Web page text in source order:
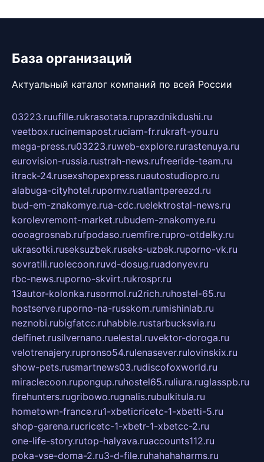
База организаций
Актуальный каталог компаний по всей России
03223.ruufille.rukrasotata.ruprazdnikdushi.ru
veetbox.rucinemapost.ruciam-fr.rukraft-you.ru
mega-press.ru03223.ruweb-explore.rurastenuya.ru
eurovision-russia.rustrah-news.rufreeride-team.ru
itrack-24.rusexshopexpress.ruautostudiopro.ru
alabuga-cityhotel.rupornv.ruatlantpereezd.ru
bud-em-znakomye.rua-cdc.ruelektrostal-news.ru
korolevremont-market.rubudem-znakomye.ru
oooagrosnab.rufpodaso.ruemfire.rupro-otdelky.ru
ukrasotki.ruseksuzbek.ruseks-uzbek.ruporno-vk.ru
sovratili.ruolecoon.ruvd-dosug.ruadonyev.ru
rbc-news.ruporno-skvirt.rukrospr.ru
13autor-kolonka.rusormol.ru2rich.ruhostel-65.ru
hostserve.ruporno-na-russkom.rumishinlab.ru
neznobi.rubigfatcc.ruhabble.rustarbucksvia.ru
delfinet.rusilvernano.ruelestal.ruvektor-doroga.ru
velotrenajery.rupronso54.rulenasever.rulovinskix.ru
show-pets.rusmartnews03.rudiscofoxworld.ru
miraclecoon.rupongup.ruhostel65.ruliura.ruglasspb.ru
firehunters.rugribowo.rugnalis.rubulkitula.ru
hometown-france.ru1-xbeticricetc-1-xbetti-5.ru
shop-garena.rucricetc-1-xbetr-1-xbetcc-2.ru
one-life-story.rutop-halyava.ruaccounts112.ru
poka-vse-doma-2.ru3-d-file.ruhahahaharms.ru